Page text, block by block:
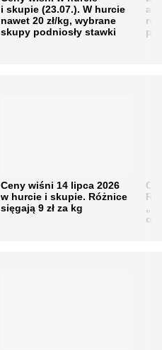
i skupie (23.07.). W hurcie
nawet 20 zł/kg, wybrane
skupy podniosły stawki
Ceny wiśni 14 lipca 2026
w hurcie i skupie. Różnice
sięgają 9 zł za kg